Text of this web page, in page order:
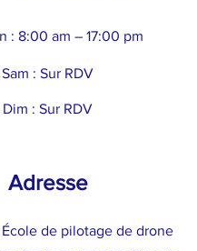
: 8:00 am – 17:00 pm
Sam : Sur RDV
Dim : Sur RDV
Adresse
de pilotage de drone